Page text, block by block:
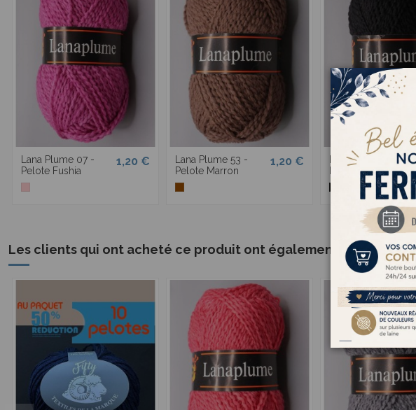
Lana Plume 07 -
Pelote Fushia
1,20 €
Lana Plume 53 -
Pelote Marron
1,20 €
Lana Plume 61 -
Pelote Noir
Les clients qui ont acheté ce produit ont également acheté :